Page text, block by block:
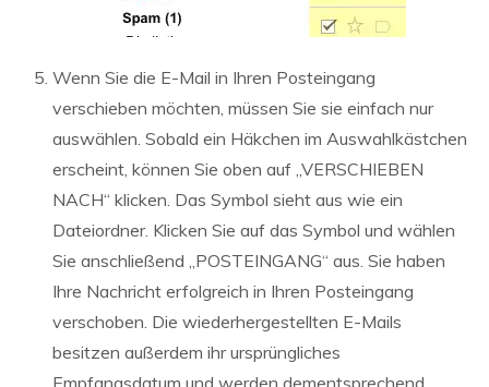
Wenn Sie die E-Mail in Ihren Posteingang
verschieben möchten, müssen Sie sie einfach nur
auswählen. Sobald ein Häkchen im Auswahlkästchen
erscheint, können Sie oben auf „VERSCHIEBEN
NACH“ klicken. Das Symbol sieht aus wie ein
Dateiordner. Klicken Sie auf das Symbol und wählen
Sie anschließend „POSTEINGANG“ aus. Sie haben
Ihre Nachricht erfolgreich in Ihren Posteingang
verschoben. Die wiederhergestellten E-Mails
besitzen außerdem ihr ursprüngliches
Empfangsdatum und werden dementsprechend